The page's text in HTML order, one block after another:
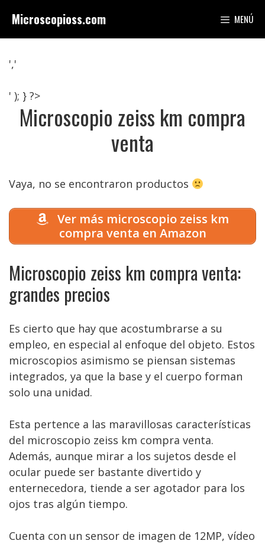
contenido
Microscopioss.com MENÚ
','
' ); } ?>
Microscopio zeiss km compra
venta
Vaya, no se encontraron productos
Ver más microscopio zeiss km
compra venta en Amazon
Microscopio zeiss km compra venta:
grandes precios
Es cierto que hay que acostumbrarse a su
empleo, en especial al enfoque del objeto. Estos
microscopios asimismo se piensan sistemas
integrados, ya que la base y el cuerpo forman
solo una unidad.
Esta pertence a las maravillosas características
del microscopio zeiss km compra venta.
Además, aunque mirar a los sujetos desde el
ocular puede ser bastante divertido y
enternecedora, tiende a ser agotador para los
ojos tras algún tiempo.
Cuenta con un sensor de imagen de 12MP, vídeo